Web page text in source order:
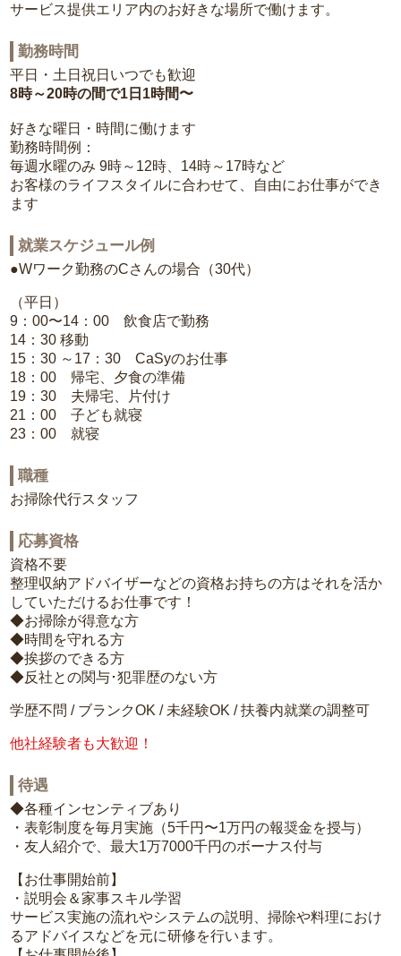
サービス提供エリア内のお好きな場所で働けます。
勤務時間
平日・土日祝日いつでも歓迎
8時～20時の間で1日1時間〜
好きな曜日・時間に働けます
勤務時間例：
毎週水曜のみ 9時～12時、14時～17時など
お客様のライフスタイルに合わせて、自由にお仕事ができ
ます
就業スケジュール例
●Wワーク勤務のCさんの場合（30代）
（平日）
9：00〜14：00 飲食店で勤務
14：30 移動
15：30 ～17：30 CaSyのお仕事
18：00 帰宅、夕食の準備
19：30 夫帰宅、片付け
21：00 子ども就寝
23：00 就寝
職種
お掃除代行スタッフ
応募資格
資格不要
整理収納アドバイザーなどの資格お持ちの方はそれを活か
していただけるお仕事です！
◆お掃除が得意な方
◆時間を守れる方
◆挨拶のできる方
◆反社との関与･犯罪歴のない方
学歴不問 / ブランクOK / 未経験OK / 扶養内就業の調整可
他社経験者も大歓迎！
待遇
◆各種インセンティブあり
・表彰制度を毎月実施（5千円〜1万円の報奨金を授与）
・友人紹介で、最大1万7000千円のボーナス付与
【お仕事開始前】
・説明会＆家事スキル学習
サービス実施の流れやシステムの説明、掃除や料理におけ
るアドバイスなどを元に研修を行います。